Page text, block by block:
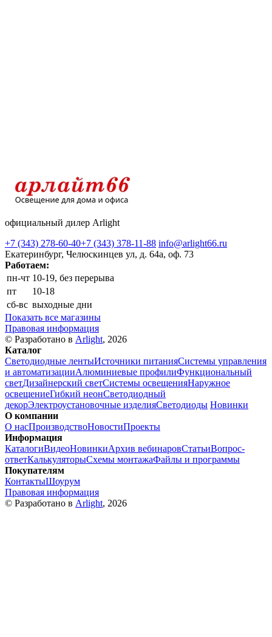
официальный дилер Arlight
+7 (343) 278-60-40+7 (343) 378-11-88 info@arlight66.ru
Екатеринбург, Челюскинцев ул, д. 64а, оф. 73
Работаем:
пн-чт 10-19, без перерыва
пт
10-18
сб-вс выходные дни
Показать все магазины
Правовая информация
© Разработано в Arlight, 2026
Каталог
Светодиодные лентыИсточники питанияСистемы управления
и автоматизацииАлюминиевые профилиФункциональный
светДизайнерский светСистемы освещенияНаружное
освещениеГибкий неонСветодиодный
декорЭлектроустановочные изделияСветодиоды Новинки
О компании
О насПроизводствоНовостиПроекты
Информация
КаталогиВидеоНовинкиАрхив вебинаровСтатьиВопрос-
ответКалькуляторыСхемы монтажаФайлы и программы
Покупателям
КонтактыШоурум
Правовая информация
© Разработано в Arlight, 2026